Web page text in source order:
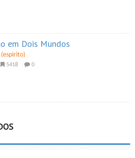
em Dois Mundos
(espirito)
5418 0